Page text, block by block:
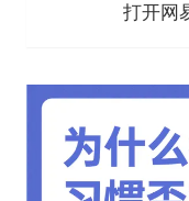
打开网